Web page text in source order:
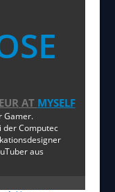
AT MYSELF
Gamer.
der Computec
aus